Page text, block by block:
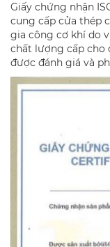
Giấy chứng nhận
cung cấp cửa thép
gia công cơ khí do
chất lượng cấp cho
được đánh giá và